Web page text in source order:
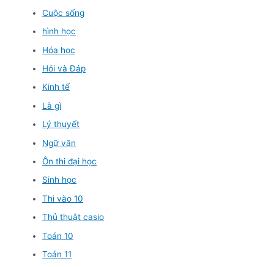
Cuộc sống
hình học
Hóa học
Hỏi và Đáp
Kinh tế
Là gì
Lý thuyết
Ngữ văn
Ôn thi đại học
Sinh học
Thi vào 10
Thủ thuật casio
Toán 10
Toán 11